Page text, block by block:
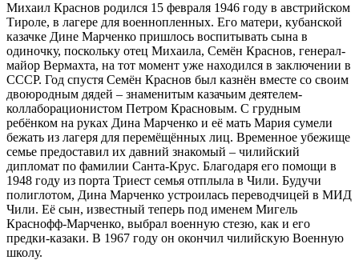
Михаил Краснов родился 15 февраля 1946 году в австрийском
Тироле, в лагере для военнопленных. Его матери, кубанской
казачке Дине Марченко пришлось воспитывать сына в
одиночку, поскольку отец Михаила, Семён Краснов, генерал-
майор Вермахта, на тот момент уже находился в заключении в
СССР. Год спустя Семён Краснов был казнён вместе со своим
двоюродным дядей – знаменитым казачьим деятелем-
коллаборационистом Петром Красновым. С грудным
ребёнком на руках Дина Марченко и её мать Мария сумели
бежать из лагеря для перемёщённых лиц. Временное убежище
семье предоставил их давний знакомый – чилийский
дипломат по фамилии Санта-Крус. Благодаря его помощи в
1948 году из порта Триест семья отплыла в Чили. Будучи
полиглотом, Дина Марченко устроилась переводчицей в МИД
Чили. Её сын, известный теперь под именем Мигель
Краснофф-Марченко, выбрал военную стезю, как и его
предки-казаки. В 1967 году он окончил чилийскую Военную
школу.